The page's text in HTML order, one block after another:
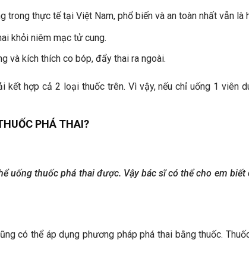
trong thực tế tại Việt Nam, phổ biến và an toàn nhất vẫn là
khỏi niêm mạc tử cung.
và kích thích co bóp, đẩy thai ra ngoài.
kết hợp cả 2 loại thuốc trên. Vì vậy, nếu chỉ uống 1 viên
PHÁ THAI?
uống thuốc phá thai được. Vậy bác sĩ có thể cho em
có thể áp dụng phương pháp phá thai bằng thuốc.